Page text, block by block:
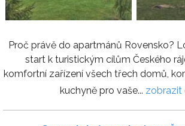
Proč právě do apartmánů Rovensko?
start k turistickým cílům Českého
komfortní zařízení všech třech domů,
kuchyně pro vaše... zobrazit